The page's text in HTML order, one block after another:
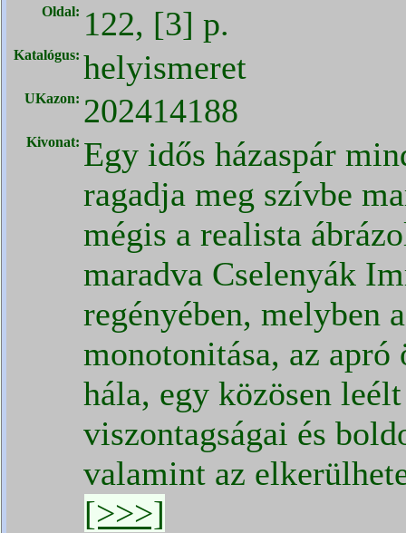
Oldal: 122, [3] p.
Katalógus: helyismeret
UKazon: 202414188
Kivonat: Egy idős házaspár
ragadja meg szívbe
mégis a realista
maradva Cselenyák
regényében, melyben
monotonitása, az
hála, egy közösen
viszontagságai és
valamint az
[>>>]